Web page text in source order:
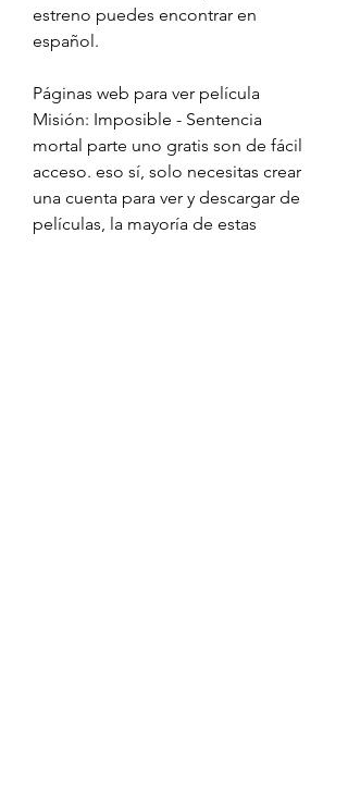
estreno puedes encontrar en
español.
Páginas web para ver película
Misión: Imposible - Sentencia
mortal parte uno gratis son de fácil
acceso. eso sí, solo necesitas crear
una cuenta para ver y descargar de
películas, la mayoría de estas